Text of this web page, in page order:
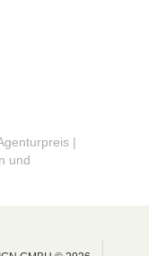
|
und